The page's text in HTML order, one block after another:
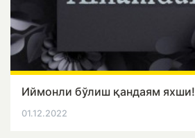
Иймонли бўлиш қандаям яхши!
01.12.2022